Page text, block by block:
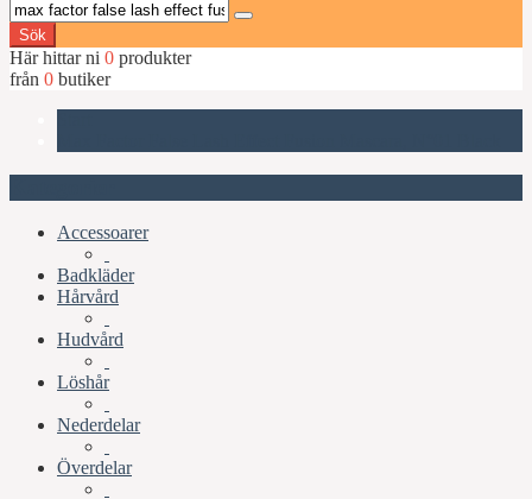
Sök
Här hittar ni 0 produkter
från 0 butiker
Accessoarer
Badkläder
Hårvård
Hudvård
Löshår
Nederdelar
Överdelar